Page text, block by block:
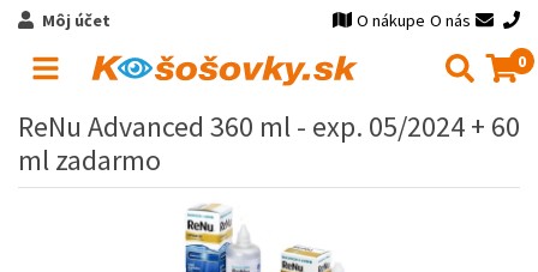
Môj účet O nákupe O nás
0
ReNu Advanced 360 ml - exp. 05/2024+ 60
ml zadarmo